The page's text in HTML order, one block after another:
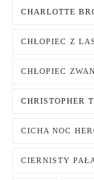
CHARLOTTE
CHŁOPIEC Z
CHŁOPIEC
CHRISTOPHER
CICHA NOC
CIERNISTY